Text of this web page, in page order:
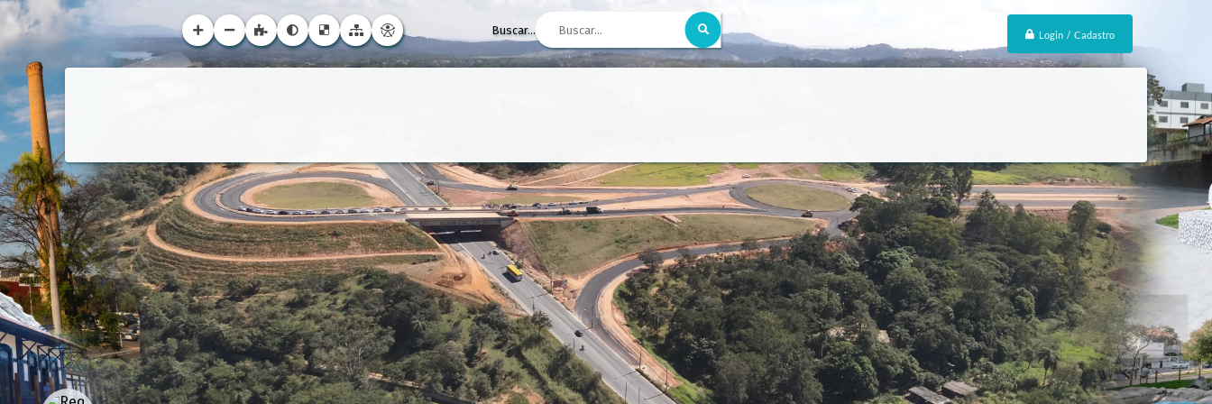
Login / Cadastro
Buscar...